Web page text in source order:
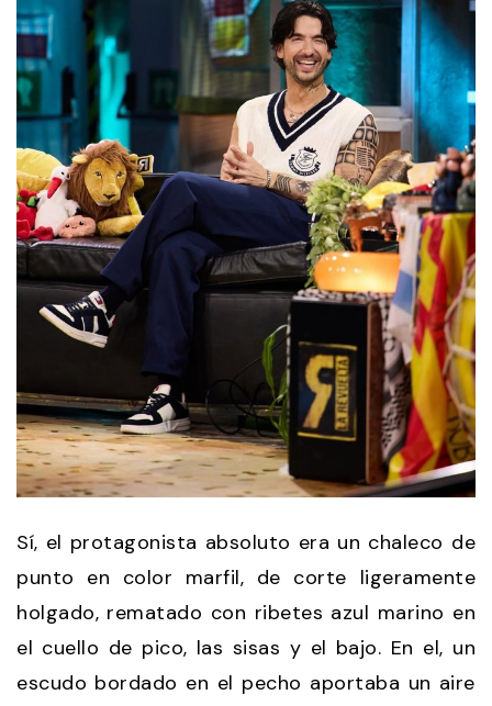
Sí, el protagonista absoluto era un chaleco de
punto en color marfil, de corte ligeramente
holgado, rematado con ribetes azul marino en
el cuello de pico, las sisas y el bajo. En el, un
escudo bordado en el pecho aportaba un aire